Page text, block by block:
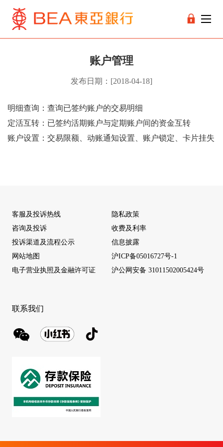
账户管理
发布日期：[2018-04-18]
明细查询：查询已签约账户的交易明细
定活互转：已签约活期账户与定期账户间的资金互转
账户设置：交易限额、动账通知设置、账户锁定、卡片挂失
客服及投诉热线
咨询及投诉
投诉渠道及流程公示
网站地图
电子营业执照及金融许可证
隐私政策
收费及利率
信息披露
沪ICP备05016727号-1
沪公网安备 31011502005424号
联系我们